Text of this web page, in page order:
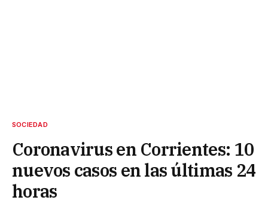
SOCIEDAD
Coronavirus en Corrientes: 10
nuevos casos en las últimas 24
horas